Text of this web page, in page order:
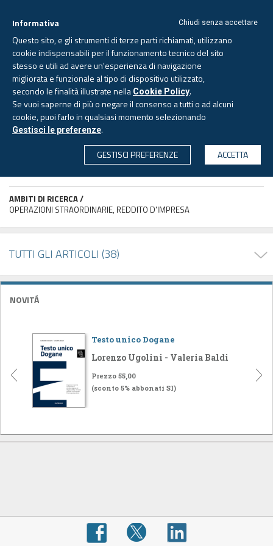
CERCA
Sabato, 8 agosto 2026 - Aggiornato alle 6.00
PAGINA AUTORE
Avvocato
AMBITI DI RICERCA /
OPERAZIONI STRAORDINARIE, REDDITO D'IMPRESA
TUTTI GLI ARTICOLI (38)
NOVITÁ
Testo unico Dogane
Lorenzo Ugolini - Valeria Baldi
Prezzo 55,00
(sconto 5% abbonati SI)
Chiudi senza accettare
Informativa
Questo sito, e gli strumenti di terze parti richiamati, utilizzano
cookie indispensabili per il funzionamento tecnico del sito
stesso e utili ad avere un'esperienza di navigazione
migliorata e funzionale al tipo di dispositivo utilizzato,
secondo le finalità illustrate nella Cookie Policy.
Se vuoi saperne di più o negare il consenso a tutti o ad alcuni
cookie, puoi farlo in qualsiasi momento selezionando
Gestisci le preferenze.
GESTISCI PREFERENZE
ACCETTA